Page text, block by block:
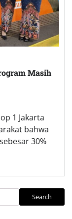
Masih
1 Jakarta
bahwa
30%
Search